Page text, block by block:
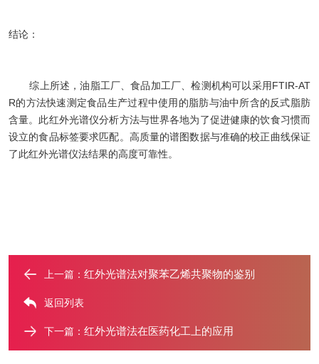
结论：
综上所述，油脂工厂、食品加工厂、检测机构可以采用FTIR-AT
R的方法快速测定食品生产过程中使用的脂肪与油中所含的反式脂肪
含量。此红外光谱仪分析方法与世界各地为了促进健康的饮食习惯而
设立的食品标签要求匹配。高质量的谱图数据与准确的校正曲线保证
了此红外光谱仪法结果的高度可靠性。
上一篇： 红外光谱法对聚苯乙烯共聚物的鉴别
返回列表
下一篇： 红外光谱法在医药化工上的应用